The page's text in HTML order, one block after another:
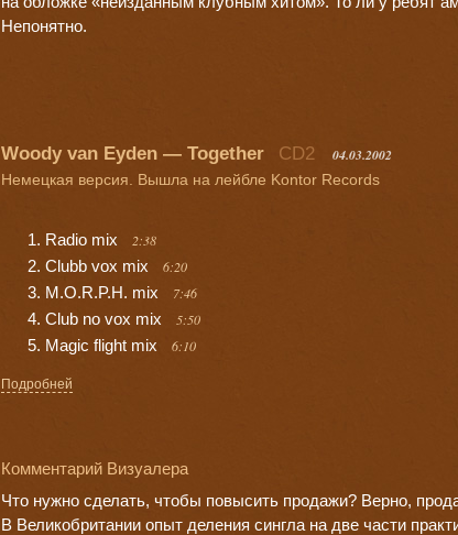
Непонятно.
Woody van Eyden — Together CD2 04.03.2002
Немецкая версия. Вышла на лейбле Kontor Records
Radio mix 2:38
Clubb vox mix 6:20
M.O.R.P.H. mix 7:46
Club no vox mix 5:50
Magic flight mix 6:10
Подробней
Комментарий Визуалера
Что нужно сделать, чтобы повысить продажи? Верно,
В Великобритании опыт деления сингла на две части